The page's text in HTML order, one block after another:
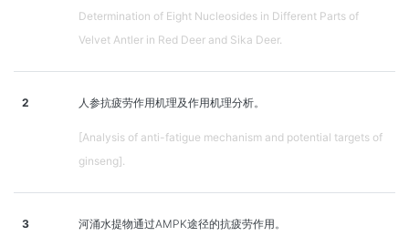
Determination of Eight Nucleosides in Different Parts of
Velvet Antler in Red Deer and Sika Deer.
2 人参抗疲劳作用机理及作用机理分析。
[Analysis of anti-fatigue mechanism and potential targets of
ginseng].
3 河涌水提物通过AMPK途径的抗疲劳作用。